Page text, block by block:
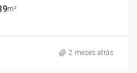
m²
2 meses atrás